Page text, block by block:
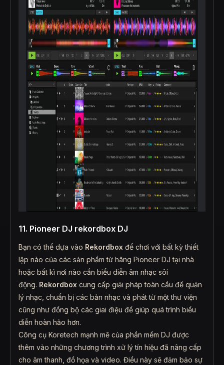
11. Pioneer DJ rekordbox DJ
Bạn có thể dựa vào Rekordbox để chơi với bất kỳ thiết
lập nào của các sản phẩm từ hãng Pioneer DJ tại nhà
hoặc bất kì nơi nào cần biểu diễn âm nhạc sôi
động. Rekordbox cung cấp giải pháp toàn cầu để quản
lý nhạc, chuẩn bị các bản nhạc và phát từ một thư viện
cũng như đồng bộ các giai điệu để giúp quá trình biểu
diễn hoàn hảo hơn.
Công cụ Koretech mạnh mẽ của phần mềm DJ được
thêm vào những chương trình xử lý tín hiệu đã nâng cấp
cho âm thanh, đồ họa và video. Điều này sẽ đảm bảo sự